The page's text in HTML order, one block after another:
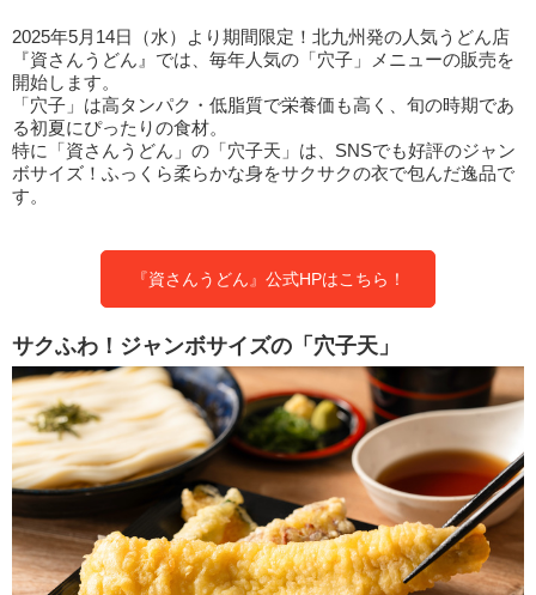
2025年5月14日（水）より期間限定！北九州発の人気うどん店
『資さんうどん』では、毎年人気の「穴子」メニューの販売を
開始します。
「穴子」は高タンパク・低脂質で栄養価も高く、旬の時期であ
る初夏にぴったりの食材。
特に「資さんうどん」の「穴子天」は、SNSでも好評のジャン
ボサイズ！ふっくら柔らかな身をサクサクの衣で包んだ逸品で
す。
『資さんうどん』公式HPはこちら！
サクふわ！ジャンボサイズの「穴子天」